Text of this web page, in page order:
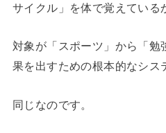
サイクル」を体で覚えている
対象が「スポーツ」から「
果を出すための根本的なシス
同じなのです。